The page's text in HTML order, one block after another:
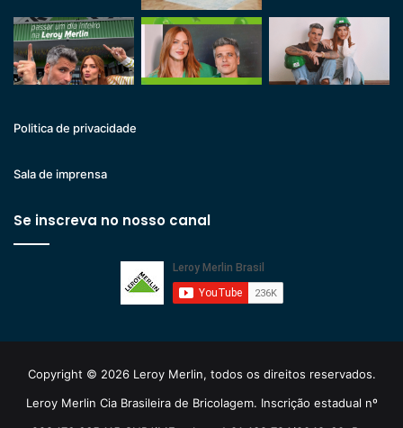
Politica de privacidade
Sala de imprensa
Se inscreva no nosso canal
Copyright © 2026 Leroy Merlin, todos os direitos reservados.
Leroy Merlin Cia Brasileira de Bricolagem. Inscrição estadual nº